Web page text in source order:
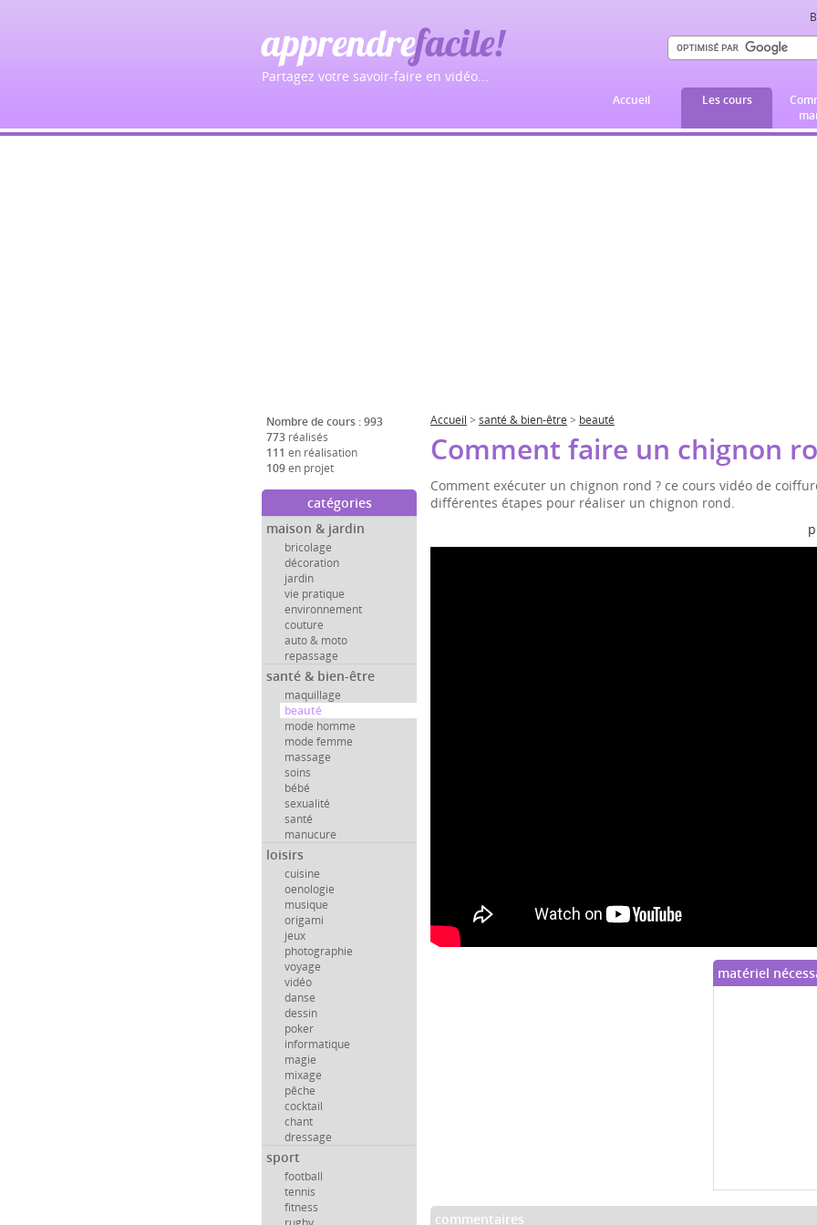
apprendrefacile!
Partagez votre savoir-faire en vidéo...
Accueil Les cours
Nombre de cours : 993
773 réalisés
111 en réalisation
109en projet
catégories
maison & jardin
bricolage
décoration
jardin
vie pratique
environnement
couture
auto & moto
repassage
santé & bien-être
maquillage
beauté
mode homme
mode femme
massage
soins
bébé
sexualité
santé
manucure
loisirs
cuisine
oenologie
musique
origami
jeux
photographie
voyage
vidéo
danse
dessin
poker
informatique
magie
mixage
pêche
cocktail
chant
dressage
sport
football
tennis
fitness
Accueil > santé & bien-être > beauté
Comment faire un chignon
Comment exécuter un chignon rond ? ce cours vidéo de
différentes étapes pour réaliser un chignon rond.
matériel
commentaires